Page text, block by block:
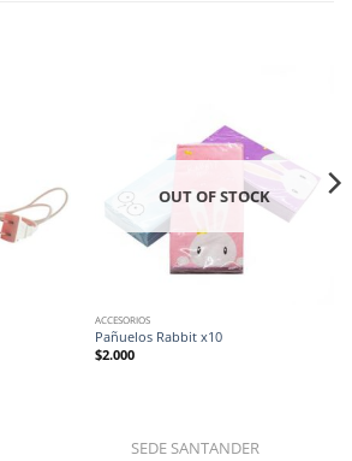
OUT OF STOCK
ACCESORIOS
Pañuelos Rabbit x10
$2.000
SEDE SANTANDER